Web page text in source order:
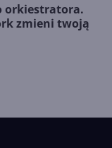
orkiestratora.
zmieni twoją